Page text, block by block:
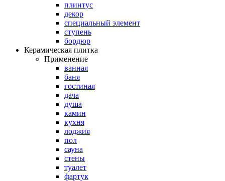
плинтус
декор
специальный элемент
ступень
бордюр
Керамическая плитка
Применение
ванная
баня
гостиная
дача
душа
камин
кухня
лоджия
пол
сауна
стены
туалет
фартук